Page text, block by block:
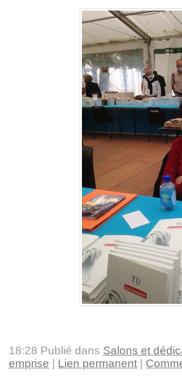
18:28 Publié dans Salons et
emprise
Lien permanent